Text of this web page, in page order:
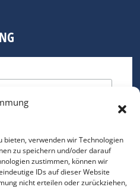
bieten, verwenden wir Technologien
zu speichern und/oder darauf
zustimmen, können wir
IDs auf dieser Website
nicht erteilen oder zurückziehen,
*